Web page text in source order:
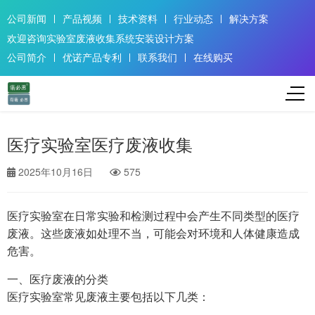
公司新闻 产品视频 技术资料 行业动态
解决方案
欢迎咨询实验室废液收集系统安装设计方案
公司简介
优诺产品专利 联系我们 在线购买
医疗实验室医疗废液收集
2025年10月16日 575
医疗实验室在日常实验和检测过程中会产生不同类型的医疗
废液。这些废液如处理不当，可能会对环境和人体健康造成
危害。
一、医疗废液的分类
医疗实验室常见废液主要包括以下几类：